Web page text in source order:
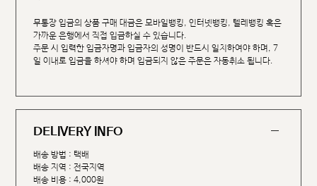
무통장 입금의 상품 구매 대금은 모바일뱅킹, 인터넷뱅킹, 텔레뱅킹 혹은
가까운 은행에서 직접 입금하실 수 있습니다.
주문 시 입력한 입금자명과 입금자의 성명이 반드시 일치하여야 하며, 7
일 이내로 입금을 하셔야 하며 입금되지 않은 주문은 자동취소 됩니다.
DELIVERY INFO
배송 방법 : 택배
배송 지역 : 전국지역
배송 비용 : 4,000원